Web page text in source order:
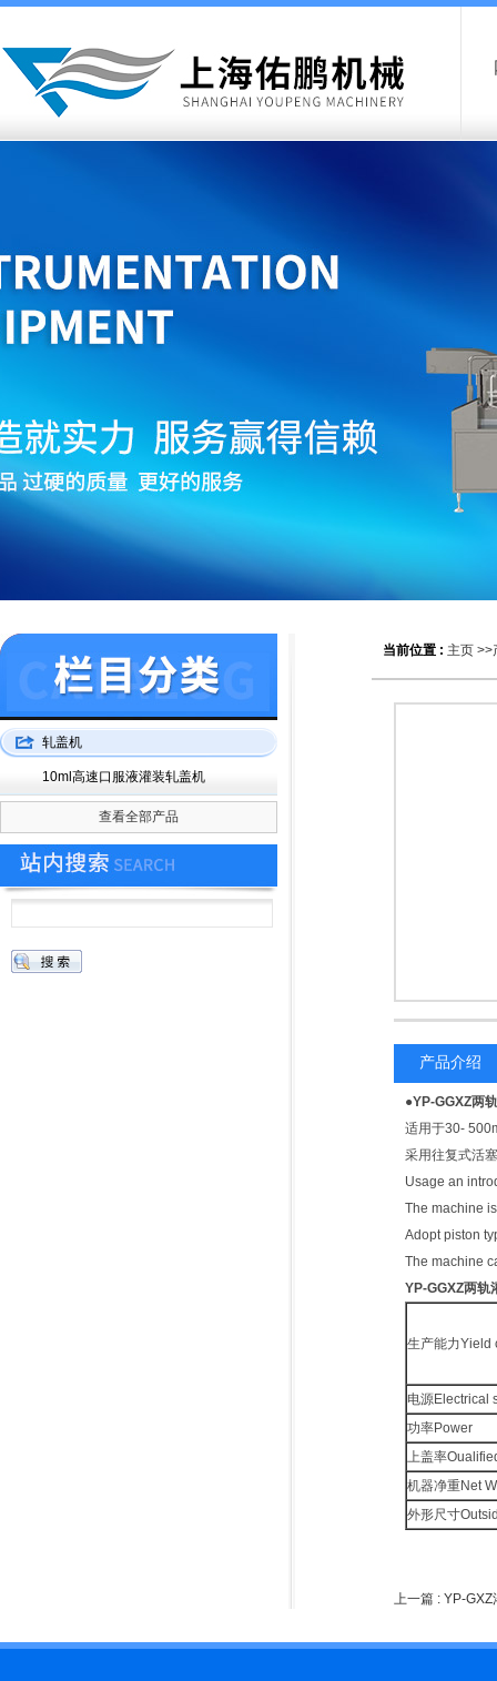
当前位置 : 主页 >>
产品介绍
●YP-GGXZ两
适用于30-
采用往复式活
Usage an
The machine
Adopt piston
The machine
YP-GGXZ两轨
生产能力Yield
电源Electrical
功率Power
上盖率
机器净重Net
外形尺寸
上一篇 : YP-GXZ
轧盖机
10ml高速口服液灌装轧盖机
查看全部产品